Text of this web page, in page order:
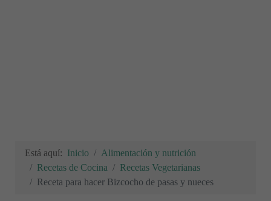
Está aquí: Inicio
Alimentación y nutrición
Recetas de Cocina
Recetas Vegetarianas
Receta para hacer Bizcocho de pasas y nueces